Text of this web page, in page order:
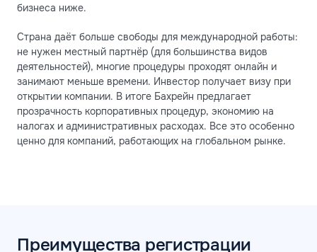
бизнеса ниже.
Страна даёт больше свободы для международной работы:
не нужен местный партнёр (для большинства видов
деятельностей), многие процедуры проходят онлайн и
занимают меньше времени. Инвестор получает визу при
открытии компании. В итоге Бахрейн предлагает
прозрачность корпоративных процедур, экономию на
налогах и административных расходах. Все это особенно
ценно для компаний, работающих на глобальном рынке.
Преимущества регистрации